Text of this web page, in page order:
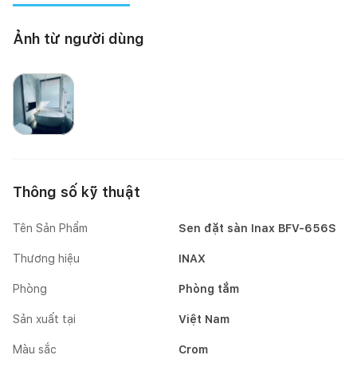
Ảnh từ người dùng
Mai Mốc
Mai Mốc
Thông số kỹ thuật
Tên Sản Phẩm Sen đặt sàn Inax BFV-656S
Thương hiệu INAX
Phòng Phòng tắm
Sản xuất tại Việt Nam
Màu sắc Crom